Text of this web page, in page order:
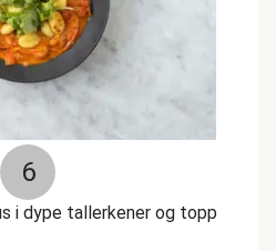
6
i dype tallerkener og topp